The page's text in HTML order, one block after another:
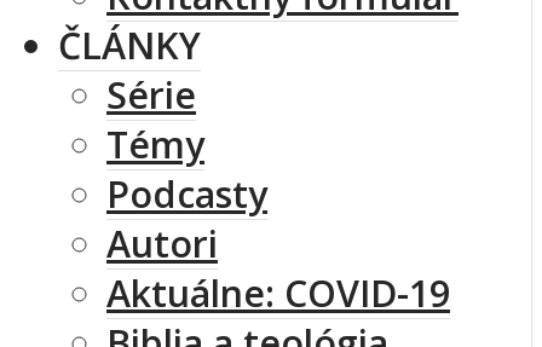
ČLÁNKY
Série
Témy
Podcasty
Autori
Aktuálne: COVID-19